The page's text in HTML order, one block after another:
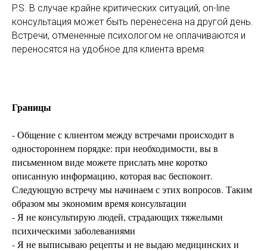
P.S. В случае крайне критических ситуаций, on-line
консультация может быть перенесена на другой день.
Встречи, отмененные психологом не оплачиваются и
переносятся на удобное для клиента время.
Границы
- Общение с клиентом между встречами происходит в
одностороннем порядке: при необходимости, вы в
письменном виде можете прислать мне коротко
описанную информацию, которая вас беспокоит.
Следующую встречу мы начинаем с этих вопросов. Таким
образом мы экономим время консультации
- Я не консультирую людей, страдающих тяжелыми
психическими заболеваниями
- Я не выписываю рецепты и не выдаю медицинских и